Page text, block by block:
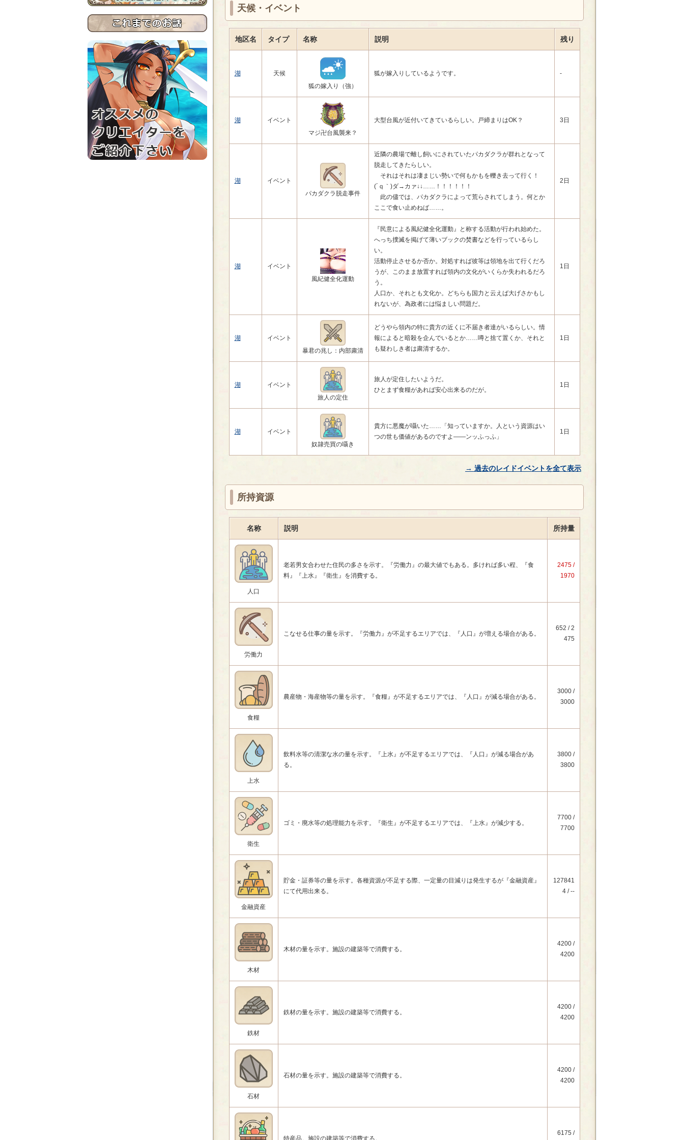
天候・イベント
地区名 タイプ 名称 説明 残り
湖
天候
狐の嫁入り（強）
狐が嫁入りしているようです。 -
湖
イベント
マジ卍台風襲来？
大型台風が近付いてきているらしい。戸締まりはOK？ 3日
湖
イベント
パカダクラ脱走事件
近隣の農場で離し飼いにされていたパカダクラが群れとなって
脱走してきたらしい。
それはそれは凄まじい勢いで何もかもを轢き去って行く！
(´ｑ｀)ダ→カァ↓↓……！！！！！！
此の儘では、パカダクラによって荒らされてしまう。何とか
ここで食い止めねば……。
2日
湖
イベント
風紀健全化運動
『民意による風紀健全化運動』と称する活動が行われ始めた。
へっち撲滅を掲げて薄いブックの焚書などを行っているらし
い。
活動停止させるか否か。対処すれば彼等は領地を出て行くだろ
うが、このまま放置すれば領内の文化がいくらか失われるだろ
う。
人口か、それとも文化か。どちらも国力と云えば大げさかもし
れないが、為政者には悩ましい問題だ。
1日
湖
イベント
暴君の兆し：内部粛清
どうやら領内の特に貴方の近くに不届き者達がいるらしい。情
報によると暗殺を企んでいるとか……噂と捨て置くか、それと
も疑わしき者は粛清するか。
1日
湖
イベント
旅人の定住
旅人が定住したいようだ。
ひとまず食糧があれば安心出来るのだが。
1日
湖
イベント
奴隷売買の囁き
貴方に悪魔が囁いた……「知っていますか。人という資源はい
つの世も価値があるのですよ――ンッふっふ」
1日
→ 過去のレイドイベントを全て表示
所持資源
名称 説明 所持量
人口
老若男女合わせた住民の多さを示す。『労働力』の最大値でもある。多ければ多い程、『食
料』『上水』『衛生』を消費する。
2475 /
1970
労働力
こなせる仕事の量を示す。『労働力』が不足するエリアでは、『人口』が増える場合がある。
652 / 2
475
食糧
農産物・海産物等の量を示す。『食糧』が不足するエリアでは、『人口』が減る場合がある。
3000 /
3000
上水
飲料水等の清潔な水の量を示す。『上水』が不足するエリアでは、『人口』が減る場合があ
る。
3800 /
3800
衛生
ゴミ・廃水等の処理能力を示す。『衛生』が不足するエリアでは、『上水』が減少する。
7700 /
7700
金融資産
貯金・証券等の量を示す。各種資源が不足する際、一定量の目減りは発生するが『金融資産』
にて代用出来る。
127841
4 / --
木材
木材の量を示す。施設の建築等で消費する。
4200 /
4200
鉄材
鉄材の量を示す。施設の建築等で消費する。
4200 /
4200
石材
石材の量を示す。施設の建築等で消費する。
4200 /
4200
特産品。施設の建築等で消費する。
6175 /